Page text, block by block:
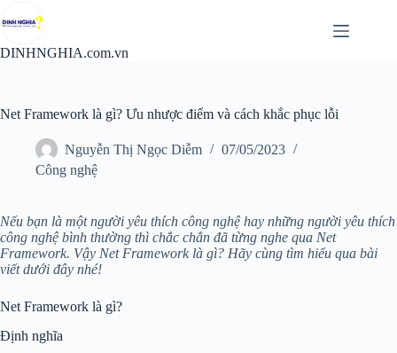
đến
nội
DINHNGHIA.com.vn
Net Framework là gì? Ưu nhược điểm và cách khắc phục lỗi
Nguyễn Thị Ngọc Diễm
07/05/2023
Công nghệ
Nếu bạn là một người yêu thích công nghệ hay những người yêu thích
công nghệ bình thường thì chắc chắn đã từng nghe qua Net
Framework. Vậy Net Framework là gì? Hãy cùng tìm hiểu qua bài
viết dưới đây nhé!
Net Framework là gì?
Định nghĩa